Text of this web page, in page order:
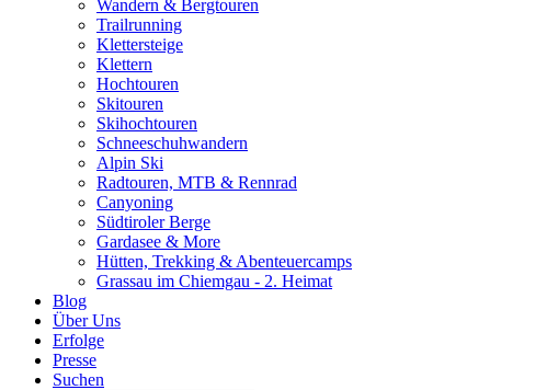
Wandern & Bergtouren
Trailrunning
Klettersteige
Klettern
Hochtouren
Skitouren
Skihochtouren
Schneeschuhwandern
Alpin Ski
Radtouren, MTB & Rennrad
Canyoning
Südtiroler Berge
Gardasee & More
Hütten, Trekking & Abenteuercamps
Grassau im Chiemgau - 2. Heimat
Blog
Über Uns
Erfolge
Presse
Suchen